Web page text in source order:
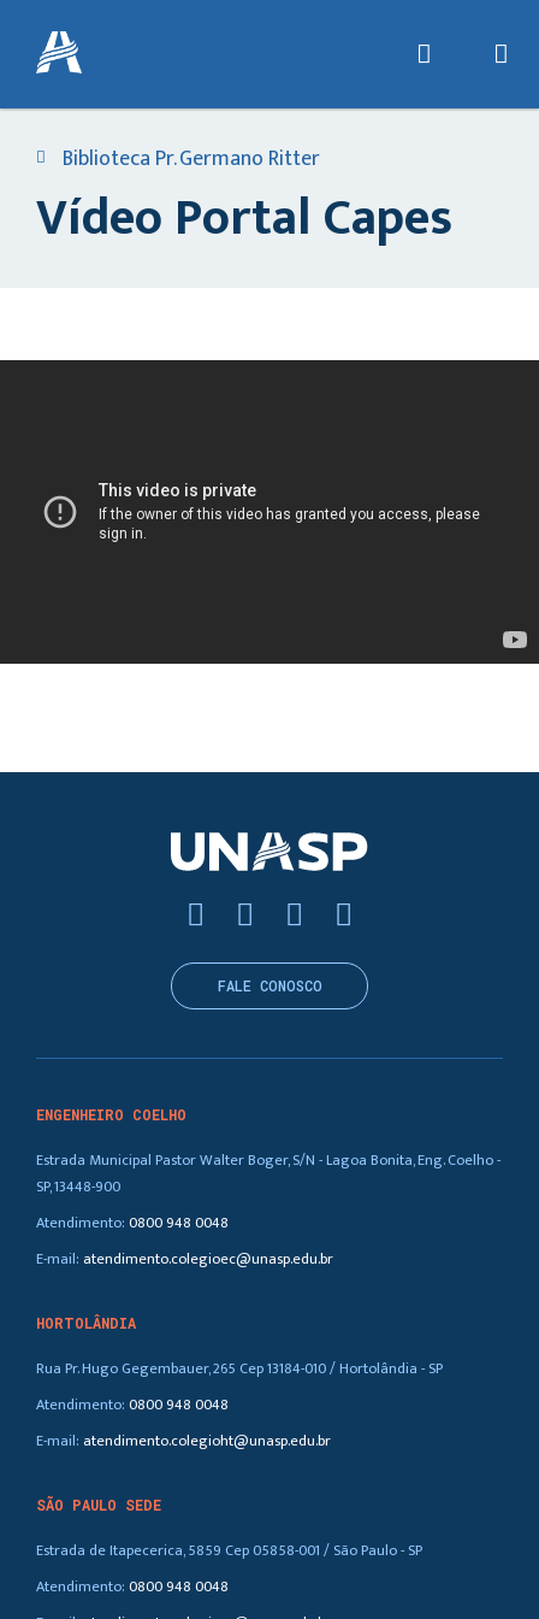
Biblioteca Pr. Germano Ritter
Vídeo Portal Capes
ENGENHEIRO COELHO
Estrada Municipal Pastor Walter Boger, S/N - Lagoa Bonita, Eng. Coelho -
SP, 13448-900
Atendimento:0800 948 0048
E-mail: atendimento.colegioec@unasp.edu.br
HORTOLÂNDIA
Rua Pr. Hugo Gegembauer, 265 Cep 13184-010 / Hortolândia - SP
Atendimento:0800 948 0048
E-mail: atendimento.colegioht@unasp.edu.br
SÃO PAULO SEDE
Estrada de Itapecerica, 5859 Cep 05858-001 / São Paulo - SP
Atendimento:0800 948 0048
FALE CONOSCO